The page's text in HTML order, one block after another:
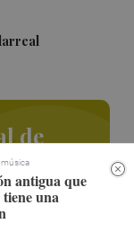
de
noticias
música
antigua que
una